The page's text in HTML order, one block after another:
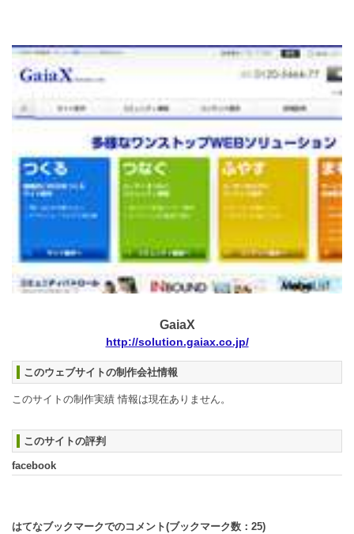
GaiaX
http://solution.gaiax.co.jp/
このウェブサイトの制作会社情報
このサイトの制作実績 情報は現在ありません。
このサイトの評判
facebook
はてなブックマークでのコメント(ブックマーク数： 25)